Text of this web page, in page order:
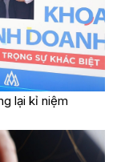
lại kỉ niệm